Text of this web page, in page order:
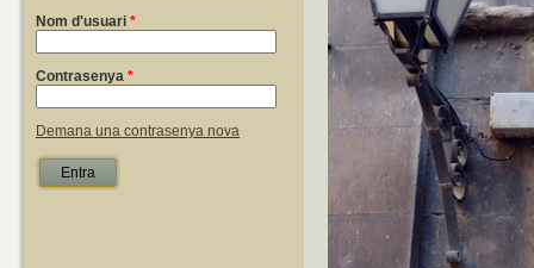
Nom d'usuari *
Contrasenya *
Demana una contrasenya nova